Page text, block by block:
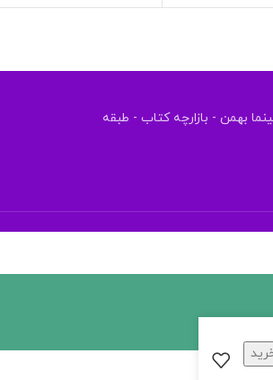
بهمن - بازارچه کتاب - طبقه